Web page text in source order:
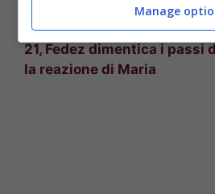
POTREBBE INTERESSARTI
21, Fedez dimentica i passi
la reazione di Maria
Manage